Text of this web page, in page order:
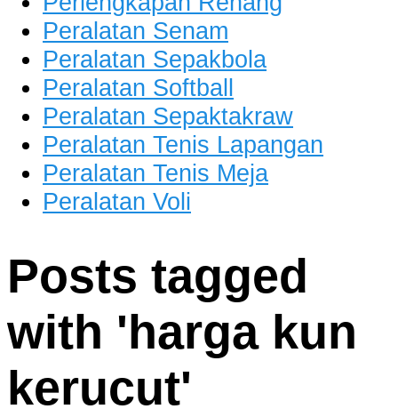
Peralatan Senam
Peralatan Sepakbola
Peralatan Softball
Peralatan Sepaktakraw
Peralatan Tenis Lapangan
Peralatan Tenis Meja
Peralatan Voli
Posts tagged
with 'harga kun
kerucut'